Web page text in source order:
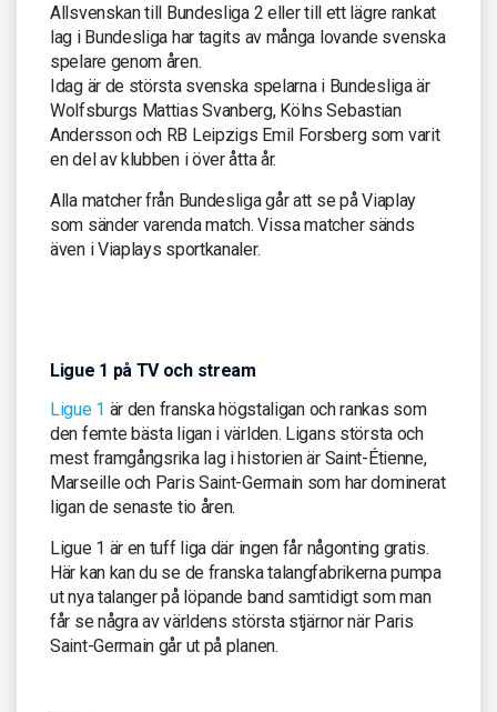
Allsvenskan till Bundesliga 2 eller till ett lägre rankat
lag i Bundesliga har tagits av många lovande svenska
spelare genom åren.
Idag är de största svenska spelarna i Bundesliga är
Wolfsburgs Mattias Svanberg, Kölns Sebastian
Andersson och RB Leipzigs Emil Forsberg som varit
en del av klubben i över åtta år.
Alla matcher från Bundesliga går att se på Viaplay
som sänder varenda match. Vissa matcher sänds
även i Viaplays sportkanaler.
Ligue 1 på TV och stream
Ligue 1 är den franska högstaligan och rankas som
den femte bästa ligan i världen. Ligans största och
mest framgångsrika lag i historien är Saint-Étienne,
Marseille och Paris Saint-Germain som har dominerat
ligan de senaste tio åren.
Ligue 1 är en tuff liga där ingen får någonting gratis.
Här kan kan du se de franska talangfabrikerna pumpa
ut nya talanger på löpande band samtidigt som man
får se några av världens största stjärnor när Paris
Saint-Germain går ut på planen.